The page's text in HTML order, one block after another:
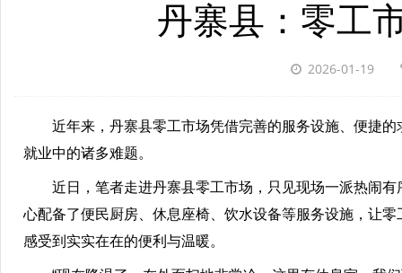
丹寨县：零工
2026-01-19
近年来，丹寨县零工市场凭借完善的服务设施、便捷的
就业中的诸多难题。
近日，笔者走进丹寨县零工市场，只见现场一派热闹有
心配备了便民厨房、休息座椅、饮水设备等服务设施，让
感受到实实在在的便利与温暖。